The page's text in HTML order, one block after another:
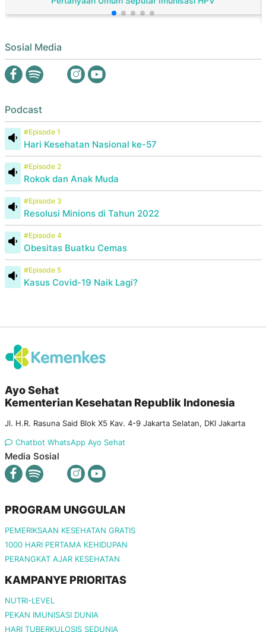
Sosial Media
Podcast
#Episode 1
Hari Kesehatan Nasional ke-57
#Episode 2
Rokok dan Anak Muda
#Episode 3
Resolusi Minions di Tahun 2022
#Episode 4
Obesitas Buatku Cemas
#Episode 5
Kasus Covid-19 Naik Lagi?
Ayo Sehat
Kementerian Kesehatan Republik Indonesia
Jl. H.R. Rasuna Said Blok X5 Kav. 4-9 Jakarta Selatan, DKI Jakarta
Chatbot WhatsApp Ayo Sehat
Media Sosial
PROGRAM UNGGULAN
PEMERIKSAAN KESEHATAN GRATIS
1000 HARI PERTAMA KEHIDUPAN
PERANGKAT AJAR KESEHATAN
KAMPANYE PRIORITAS
NUTRI-LEVEL
PEKAN IMUNISASI DUNIA
HARI TUBERKULOSIS SEDUNIA